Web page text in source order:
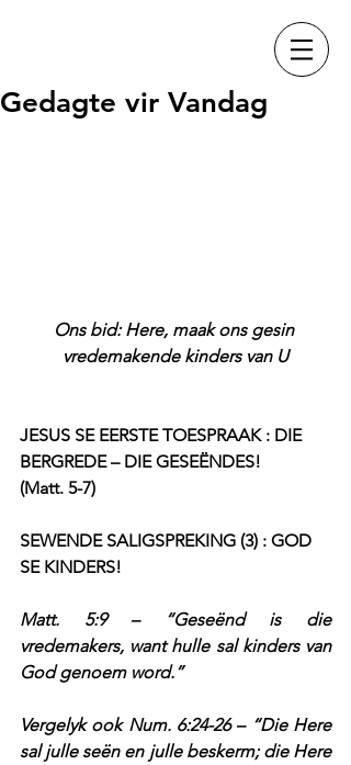
Gedagte vir Vandag
Ons bid: Here, maak ons gesin
vredemakende kinders van U
JESUS SE EERSTE TOESPRAAK : DIE
BERGREDE – DIE GESEËNDES!
(Matt. 5-7)
SEWENDE SALIGSPREKING (3) : GOD
SE KINDERS!
Matt. 5:9 – “Geseënd is die
vredemakers, want hulle sal kinders van
God genoem word.”
Vergelyk ook Num. 6:24-26 – “Die Here
sal julle seën en julle beskerm; die Here